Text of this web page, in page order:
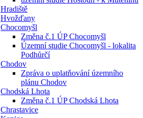
Hradiště
Hvožďany
Chocomyšl
Změna č.1 ÚP Chocomyšl
Územní studie Chocomyšl - lokalita
Podhůrčí
Chodov
Zpráva o uplatňování územního
plánu Chodov
Chodská Lhota
Změna č.1 ÚP Chodská Lhota
Chrastavice